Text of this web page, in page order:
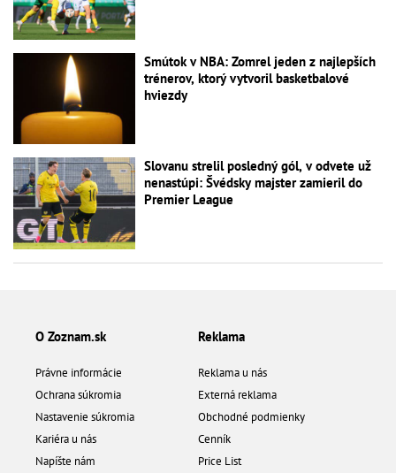
Smútok v NBA: Zomrel jeden z najlepších
trénerov, ktorý vytvoril basketbalové
hviezdy
Slovanu strelil posledný gól, v odvete už
nenastúpi: Švédsky majster zamieril do
Premier League
O Zoznam.sk
Právne informácie
Ochrana súkromia
Nastavenie súkromia
Kariéra u nás
Napíšte nám
Reklama
Reklama u nás
Externá reklama
Obchodné podmienky
Cenník
Price List